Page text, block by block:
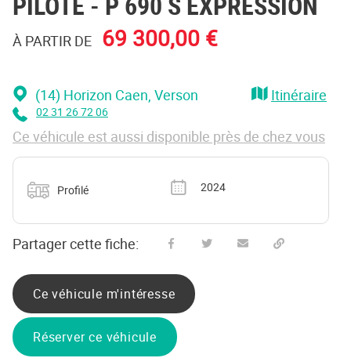
À PARTIR DE 69 300,00 €
(14) Horizon Caen , Verson Itinéraire
02 31 26 72 06
Ce véhicule est aussi disponible près de chez vous
Catégorie
Profilé
Année
2024
Partager cette fiche:
Ce véhicule m'intéresse
Réserver ce véhicule